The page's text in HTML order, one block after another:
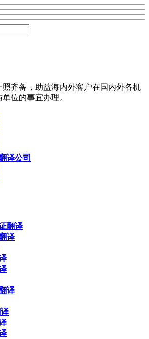
照齐备，助益海内外客户在国内外各机
单位的事宜办理。
译公司
翻译
译
译